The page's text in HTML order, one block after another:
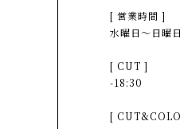
[ 営業時間 ]
水曜日〜日曜
[ CUT ]
-18:30
[